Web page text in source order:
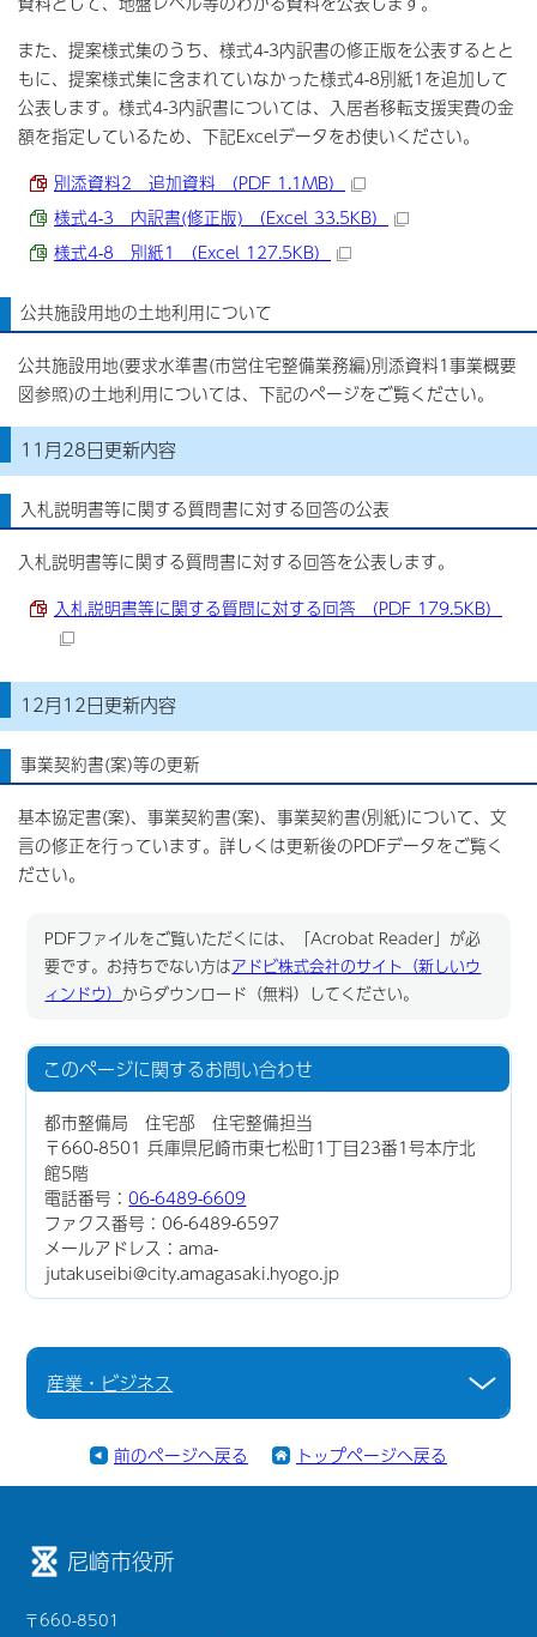
また、提案様式集のうち、様式4-3内訳書の修正版を公表するとと
もに、提案様式集に含まれていなかった様式4-8別紙1を追加して
公表します。様式4-3内訳書については、入居者移転支援実費の金
額を指定しているため、下記Excelデータをお使いください。
別添資料2 追加資料 （PDF 1.1MB）
様式4-3 内訳書(修正版) （Excel 33.5KB）
様式4-8 別紙1 （Excel 127.5KB）
公共施設用地の土地利用について
公共施設用地(要求水準書(市営住宅整備業務編)別添資料1事業概要
図参照)の土地利用については、下記のページをご覧ください。
11月28日更新内容
入札説明書等に関する質問書に対する回答の公表
入札説明書等に関する質問書に対する回答を公表します。
入札説明書等に関する質問に対する回答 （PDF 179.5KB）
12月12日更新内容
事業契約書(案)等の更新
基本協定書(案)、事業契約書(案)、事業契約書(別紙)について、文
言の修正を行っています。詳しくは更新後のPDFデータをご覧く
ださい。
PDFファイルをご覧いただくには、「Acrobat Reader」が必
要です。お持ちでない方はアドビ株式会社のサイト（新しいウ
ィンドウ） からダウンロード（無料）してください。
このページに関するお問い合わせ
都市整備局 住宅部 住宅整備担当
〒660-8501 兵庫県尼崎市東七松町1丁目23番1号本庁北
館5階
電話番号：06-6489-6609
ファクス番号：06-6489-6597
メールアドレス：ama-
jutakuseibi@city.amagasaki.hyogo.jp
産業・ビジネス
前のページへ戻る トップページへ戻る
尼崎市役所
〒660-8501